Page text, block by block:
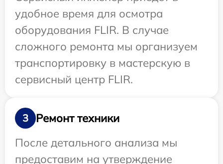
удобное время для осмотра
оборудования FLIR. В случае
сложного ремонта мы организуем
транспортировку в мастерскую в
сервисный центр FLIR.
3
Ремонт техники
После детального анализа мы
предоставим на утверждение